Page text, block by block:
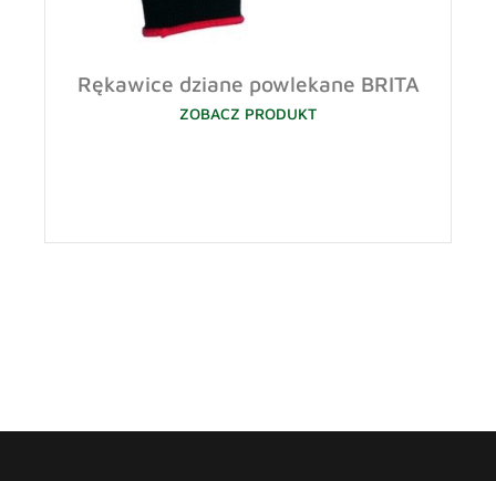
Rękawice dziane powlekane BRITA
ZOBACZ PRODUKT